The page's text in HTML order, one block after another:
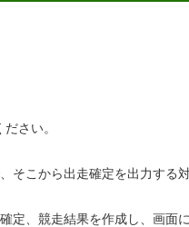
さい。
そこから出走確定を出力する
定、競走結果を作成し、画面